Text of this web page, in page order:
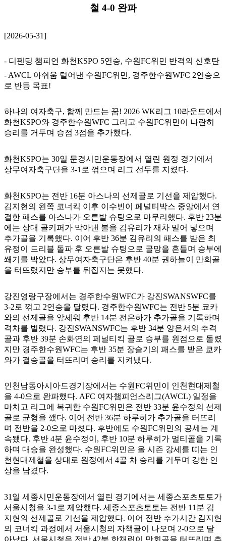
철 4-0 완파
[2026-05-31]
- 디펜딩 챔피언 화천KSPO 5연승, 수원FC위민 반격의 신호탄
- AWCL 아쉬움 털어낸 수원FC위민, 경주한수원WFC 2연승으
로 반등 목표!
하나의 여자축구, 함께 만드는 꿈! 2026 WK리그 10라운드에서
화천KSPO와 경주한수원WFC 그리고 수원FC위민이 나란히
승리를 거두며 승점 3점을 추가했다.
화천KSPO는 30일 문경시민운동장에서 열린 원정 경기에서
상무여자축구단을 3-1로 꺾으며 리그 선두를 지켰다.
화천KSPO는 전반 16분 아스나의 선제골로 기선을 제압했다.
김지현의 왼쪽 코너킥 이후 이수빈이 페널티박스 중앙에서 연
결한 패스를 아스나가 오른발 슈팅으로 마무리했다. 후반 23분
에는 상대 골키퍼가 막아낸 볼을 김유리가 재차 밀어 넣으며
추가골을 기록했다. 이어 후반 36분 김유리의 패스를 받은 최
유정이 드리블 돌파 후 오른발 슈팅으로 골망을 흔들며 승부에
쐐기를 박았다. 상무여자축구단은 후반 40분 권하늘이 만회골
을 터뜨렸지만 승부를 뒤집지는 못했다.
강진영랑구장에서는 경주한수원WFC가 강진SWANSWFC를
3-2로 꺾고 2연승을 달렸다. 경주한수원WFC는 전반 5분 쿄카
와의 선제골을 앞세워 후반 14분 전은하가 추가골을 기록하며
격차를 벌렸다. 강진SWANSWFC는 후반 34분 양은서의 추격
골과 후반 39분 손화연의 페널티킥 골로 승부를 원점으로 돌렸
지만 경주한수원WFC는 후반 35분 장슬기의 패스를 받은 쿄카
와가 결승골을 터뜨리며 승리를 지켜냈다.
인천남동아시아드경기장에서는 수원FC위민이 인천현대제철
을 4-0으로 완파했다. AFC 여자챔피언스리그(AWCL) 일정을
마치고 리그에 복귀한 수원FC위민은 전반 33분 윤수정의 선제
골로 균형을 깼다. 이어 전반 36분 하루히가 추가골을 터뜨리
며 전반을 2-0으로 마쳤다. 후반에도 수원FC위민의 공세는 계
속됐다. 후반 4분 윤수정이, 후반 10분 하루히가 멀티골을 기록
하며 대승을 완성했다. 수원FC위민은 올 시즌 강세를 띠는 인
천현대제철을 상대로 원정에서 4골 차 승리를 거두며 강한 인
상을 남겼다.
31일 세종시민운동장에서 열린 경기에서는 세종스포츠토토가
서울시청을 3-1로 제압했다. 세종스포츠토토는 전반 11분 김
지현의 선제골로 기선을 제압했다. 이어 전반 추가시간 김지현
의 코너킥 과정에서 서울시청의 자책골이 나오며 2-0으로 달